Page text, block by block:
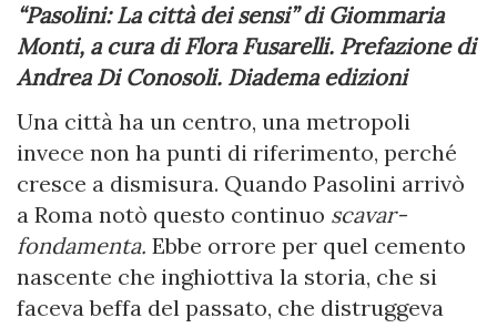
“Pasolini: La città dei sensi” di Giommaria
Monti, a cura di Flora Fusarelli. Prefazione di
Andrea Di Conosoli. Diadema edizioni
Una città ha un centro, una metropoli
invece non ha punti di riferimento, perché
cresce a dismisura. Quando Pasolini arrivò
a Roma notò questo continuo scavar-
fondamenta. Ebbe orrore per quel cemento
nascente che inghiottiva la storia, che si
faceva beffa del passato, che distruggeva